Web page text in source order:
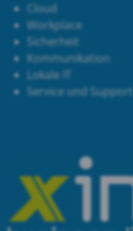
Cloud
Workplace
Sicherheit
Kommunikation
Lokale IT
Service und Support